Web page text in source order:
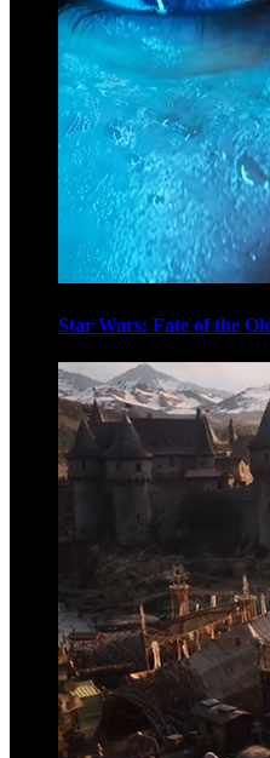
Star Wars: Fate of the